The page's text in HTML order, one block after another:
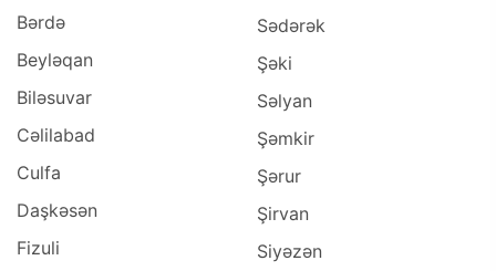
Bərdə
Beyləqan
Biləsuvar
Cəlilabad
Culfa
Daşkəsən
Fizuli
Sədərək
Şəki
Səlyan
Şəmkir
Şərur
Şirvan
Siyəzən